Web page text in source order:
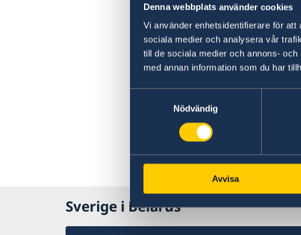
Denna webbplats använder cookies
Vi använder enhetsidentifierare för
sociala medier och analysera vår
till de sociala medier och annons-
med annan information som du har
Nödvändig
Avvisa
–
Sverige i Belarus